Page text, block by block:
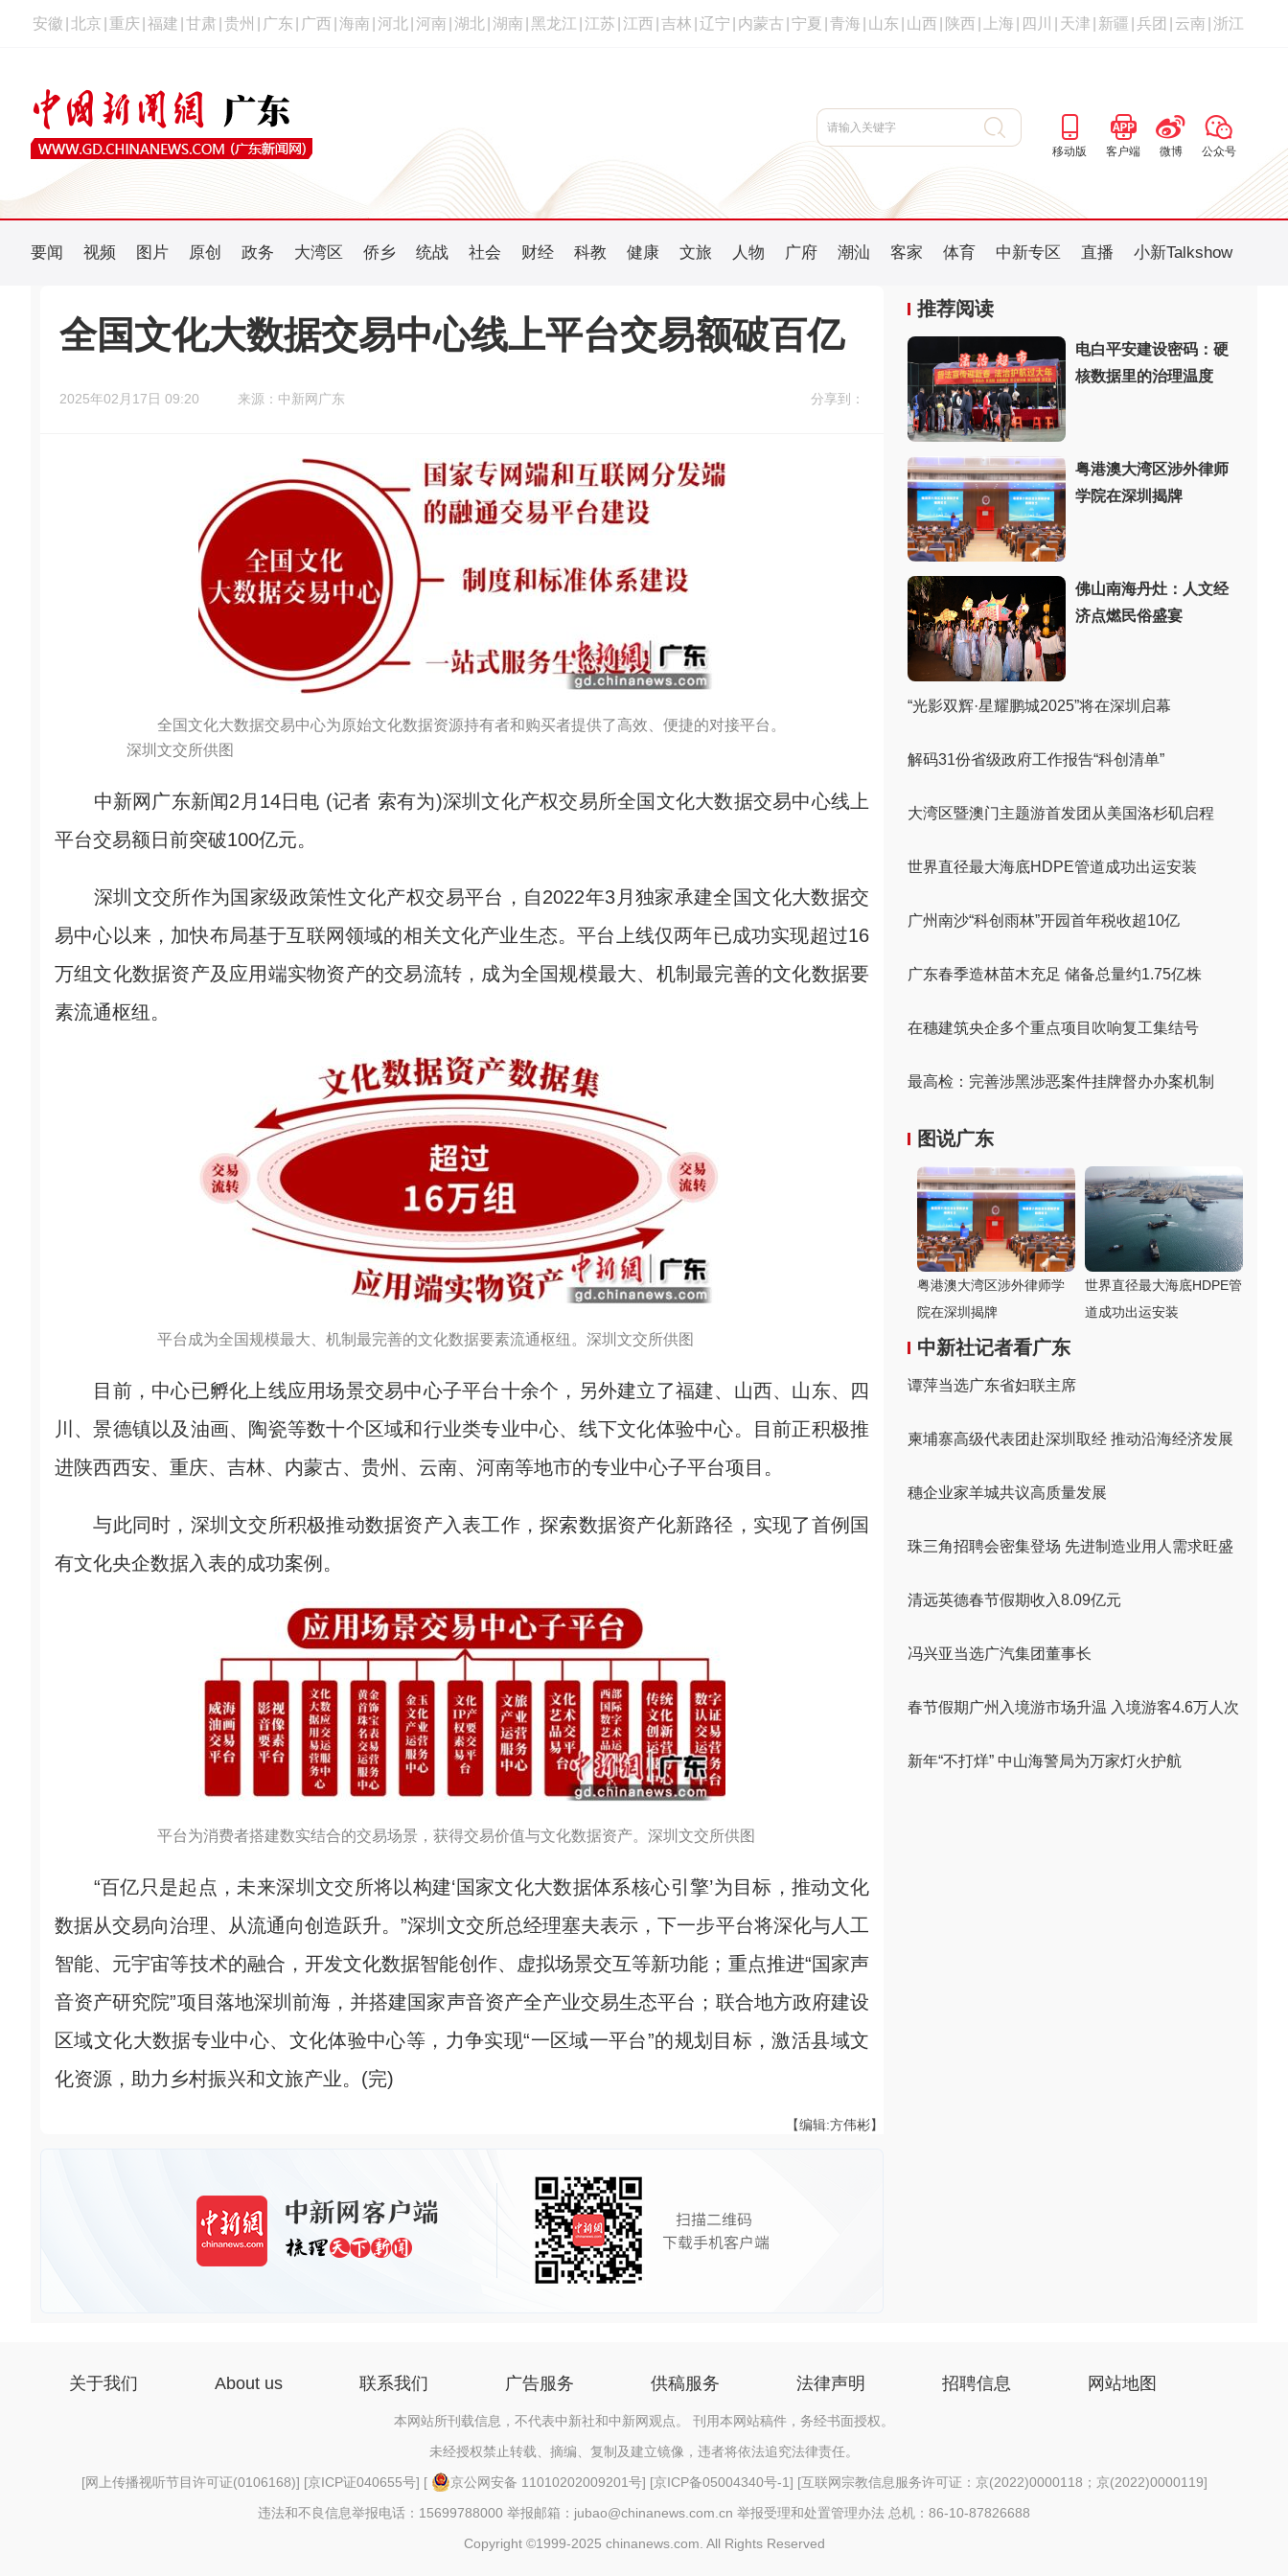
安徽 北京 重庆 福建 甘肃 贵州 广东 广西 海南 河北 河南 湖北 湖南 黑龙江 江苏 江西 吉林 辽宁 内蒙古 宁夏 青海 山东 山西 陕西 上海 四川 天津 新疆 兵团 云南 浙江
移动版 客户端 微博 公众号
要闻 视频 图片 原创 政务 大湾区 侨乡 统战 社会 财经 科教 健康 文旅 人物 广府 潮汕 客家 体育 中新专区 直播 小新Talkshow
全国文化大数据交易中心线上平台交易额破百亿
2025年02月17日 09:20 来源：中新网广东 分享到：
全国文化大数据交易中心为原始文化数据资源持有者和购买者提供了高效、便捷的对接平台。
深圳文交所供图
中新网广东新闻2月14日电 (记者 索有为)深圳文化产权交易所全国文化大数据交易中心线上
平台交易额日前突破100亿元。
深圳文交所作为国家级政策性文化产权交易平台，自2022年3月独家承建全国文化大数据交
易中心以来，加快布局基于互联网领域的相关文化产业生态。平台上线仅两年已成功实现超过16
万组文化数据资产及应用端实物资产的交易流转，成为全国规模最大、机制最完善的文化数据要
素流通枢纽。
平台成为全国规模最大、机制最完善的文化数据要素流通枢纽。深圳文交所供图
目前，中心已孵化上线应用场景交易中心子平台十余个，另外建立了福建、山西、山东、四
川、景德镇以及油画、陶瓷等数十个区域和行业类专业中心、线下文化体验中心。目前正积极推
进陕西西安、重庆、吉林、内蒙古、贵州、云南、河南等地市的专业中心子平台项目。
与此同时，深圳文交所积极推动数据资产入表工作，探索数据资产化新路径，实现了首例国
有文化央企数据入表的成功案例。
平台为消费者搭建数实结合的交易场景，获得交易价值与文化数据资产。深圳文交所供图
“百亿只是起点，未来深圳文交所将以构建‘国家文化大数据体系核心引擎’为目标，推动文化
数据从交易向治理、从流通向创造跃升。”深圳文交所总经理塞夫表示，下一步平台将深化与人工
智能、元宇宙等技术的融合，开发文化数据智能创作、虚拟场景交互等新功能；重点推进“国家声
音资产研究院”项目落地深圳前海，并搭建国家声音资产全产业交易生态平台；联合地方政府建设
区域文化大数据专业中心、文化体验中心等，力争实现“一区域一平台”的规划目标，激活县域文
化资源，助力乡村振兴和文旅产业。(完)
【编辑:方伟彬】
推荐阅读
电白平安建设密码：硬
核数据里的治理温度
粤港澳大湾区涉外律师
学院在深圳揭牌
佛山南海丹灶：人文经
济点燃民俗盛宴
“光影双辉·星耀鹏城2025”将在深圳启幕
解码31份省级政府工作报告“科创清单”
大湾区暨澳门主题游首发团从美国洛杉矶启程
世界直径最大海底HDPE管道成功出运安装
广州南沙“科创雨林”开园首年税收超10亿
广东春季造林苗木充足 储备总量约1.75亿株
在穗建筑央企多个重点项目吹响复工集结号
最高检：完善涉黑涉恶案件挂牌督办办案机制
图说广东
粤港澳大湾区涉外律师学
院在深圳揭牌
世界直径最大海底HDPE管
道成功出运安装
中新社记者看广东
谭萍当选广东省妇联主席
柬埔寨高级代表团赴深圳取经 推动沿海经济发展
穗企业家羊城共议高质量发展
珠三角招聘会密集登场 先进制造业用人需求旺盛
清远英德春节假期收入8.09亿元
冯兴亚当选广汽集团董事长
春节假期广州入境游市场升温 入境游客4.6万人次
新年“不打烊” 中山海警局为万家灯火护航
关于我们 About us 联系我们 广告服务 供稿服务 法律声明 招聘信息 网站地图
本网站所刊载信息，不代表中新社和中新网观点。 刊用本网站稿件，务经书面授权。
未经授权禁止转载、摘编、复制及建立镜像，违者将依法追究法律责任。
[网上传播视听节目许可证(0106168)] [京ICP证040655号] [ 京公网安备 11010202009201号] [京ICP备05004340号-1] [互联网宗教信息服务许可证：京(2022)0000118；京(2022)0000119]
违法和不良信息举报电话：15699788000 举报邮箱：jubao@chinanews.com.cn 举报受理和处置管理办法 总机：86-10-87826688
Copyright ©1999-2025 chinanews.com. All Rights Reserved